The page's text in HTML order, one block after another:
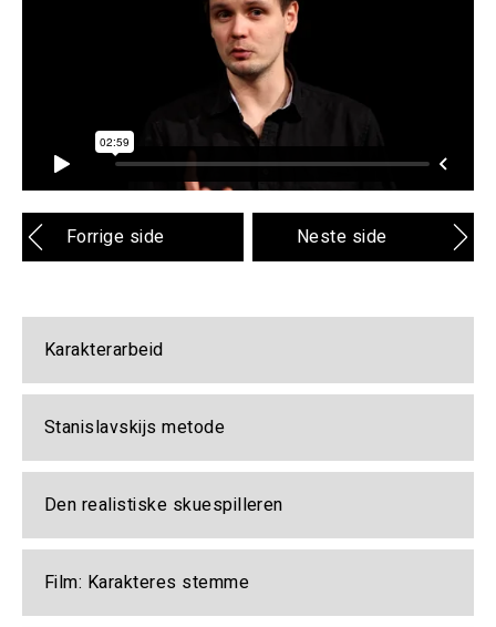
Forrige side Neste side
Karakterarbeid
Stanislavskijs metode
Den realistiske skuespilleren
Film: Karakteres stemme